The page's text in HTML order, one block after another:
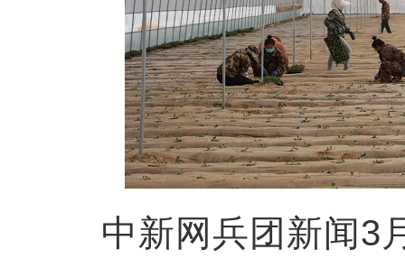
中新网兵团新闻3